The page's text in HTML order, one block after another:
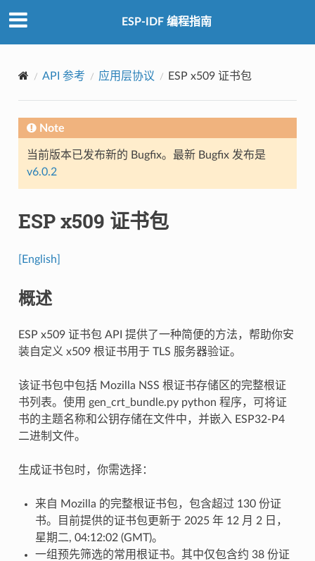
ESP-IDF 编程指南
API 参考 应用层协议 ESP x509 证书包
Note
当前版本已发布新的 Bugfix。最新 Bugfix 发布是
v6.0.2
ESP x509 证书包
[English]
概述
ESP x509 证书包 API 提供了一种简便的方法，帮助你安
装自定义 x509 根证书用于 TLS 服务器验证。
该证书包中包括 Mozilla NSS 根证书存储区的完整根证
书列表。使用 gen_crt_bundle.py python 程序，可将证
书的主题名称和公钥存储在文件中，并嵌入 ESP32-P4
二进制文件。
生成证书包时，你需选择：
来自 Mozilla 的完整根证书包，包含超过 130 份证
书。目前提供的证书包更新于 2025 年 12 月 2 日，
星期二, 04:12:02 (GMT)。
一组预先筛选的常用根证书。其中仅包含约 38 份证